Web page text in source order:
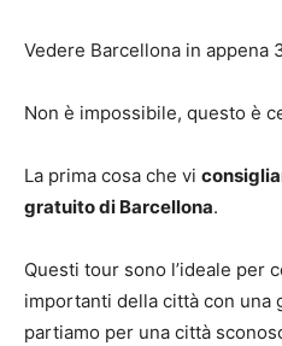
Vedere Barcellona in appena
Non è impossibile, questo è
La prima cosa che vi
gratuito di Barcellona.
Questi tour sono l’ideale per
importanti della città con una
partiamo per una città